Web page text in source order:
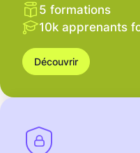
5 formations
10k apprenants
Découvrir